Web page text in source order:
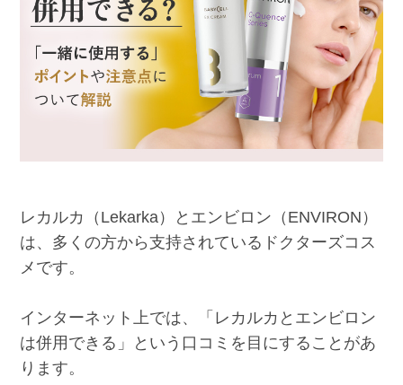
レカルカ（Lekarka）とエンビロン（ENVIRON）
は、多くの方から支持されているドクターズコス
メです。
インターネット上では、「レカルカとエンビロン
は併用できる」という口コミを目にすることがあ
ります。